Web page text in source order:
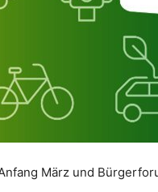
März und